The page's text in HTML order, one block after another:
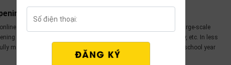
online classes with Zoom
classes, Zoom video conferencing is also used to organize large-scale
ceremony 2021-2022, closing ceremony, graduation ceremony, etc. In less
master Zoom Pro software to deploy for the opening of the new school year